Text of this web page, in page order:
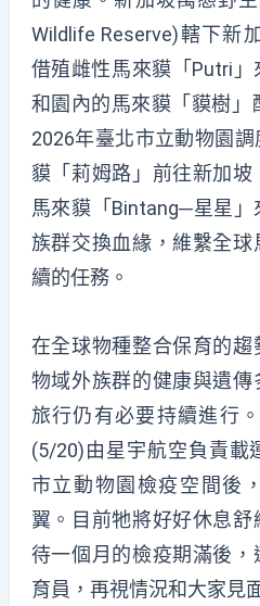
Wildlife Reserve)轄下新
借殖雌性馬來貘「Putri」
和園內的馬來貘「貘樹」
2026年臺北市立動物園
貘「莉姆路」前往新加
馬來貘「Bintang─星星
族群交換血緣，維繫全
續的任務。
在全球物種整合保育的
物域外族群的健康與遺
旅行仍有必要持續進行
(5/20)由星宇航空負責載
市立動物園檢疫空間後
翼。目前牠將好好休息舒
待一個月的檢疫期滿後
育員，再視情況和大家見